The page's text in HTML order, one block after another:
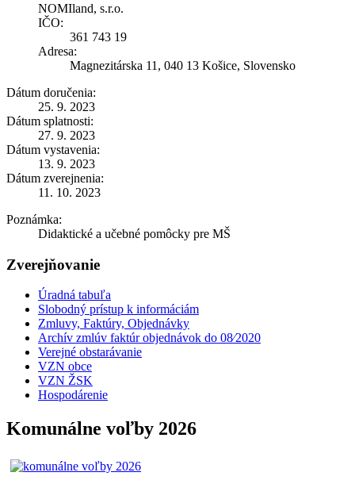
NOMIland, s.r.o.
IČO:
361 743 19
Adresa:
Magnezitárska 11, 040 13 Košice, Slovensko
Dátum doručenia:
25. 9. 2023
Dátum splatnosti:
27. 9. 2023
Dátum vystavenia:
13. 9. 2023
Dátum zverejnenia:
11. 10. 2023
Poznámka:
Didaktické a učebné pomôcky pre MŠ
Zverejňovanie
Úradná tabuľa
Slobodný prístup k informáciám
Zmluvy, Faktúry, Objednávky
Archív zmlúv faktúr objednávok do 08⁄2020
Verejné obstarávanie
VZN obce
VZN ŽSK
Hospodárenie
Komunálne voľby 2026